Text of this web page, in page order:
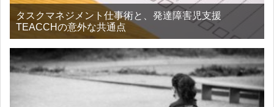
タスクマネジメント仕事術と、発達障害児支援
TEACCHの意外な共通点